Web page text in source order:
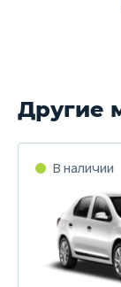
Другие